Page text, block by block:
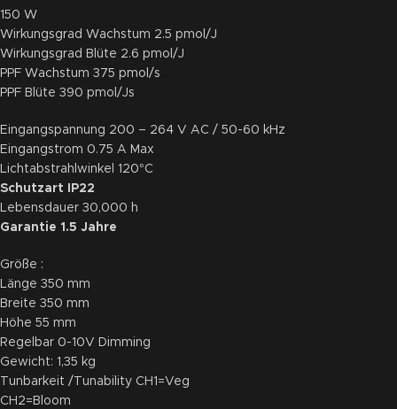
150 W
Wirkungsgrad Wachstum 2.5 pmol/J
Wirkungsgrad Blüte 2.6 pmol/J
PPF Wachstum 375 pmol/s
PPF Blüte 390 pmol/Js
Eingangspannung 200 – 264 V AC / 50-60 kHz
Eingangstrom 0.75 A Max
Lichtabstrahlwinkel 120°C
Schutzart IP22
Lebensdauer 30,000 h
Garantie 1.5 Jahre
Größe :
Länge 350 mm
Breite 350 mm
Höhe 55 mm
Regelbar 0-10V Dimming
Gewicht: 1,35 kg
Tunbarkeit /Tunability CH1=Veg
CH2=Bloom